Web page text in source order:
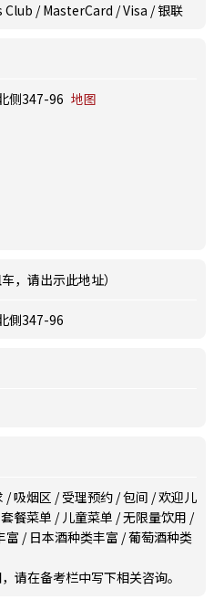
/ MasterCard / Visa / 银联
侧347-96 地图
，请出示此地址）
側347-96
/吸烟区 /受理预约 /包间 /欢迎儿
套餐菜单 /儿童菜单 /无限量饮用 /
富 / 日本酒种类丰富 /葡萄酒种类
在备考栏中写下相关咨询。